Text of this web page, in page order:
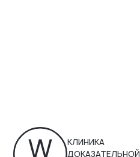
КЛИНИКА
ДОКАЗАТЕЛЬНОЙ